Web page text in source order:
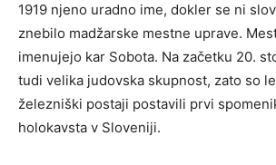
1919 njeno uradno ime, dokler se ni
znebilo madžarske mestne uprave.
imenujejo kar Sobota. Na začetku 20.
tudi velika judovska skupnost, zato so
železniški postaji postavili prvi
holokavsta v Sloveniji.